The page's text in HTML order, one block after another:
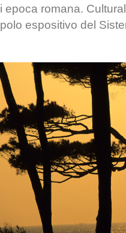
epoca romana.
espositivo del